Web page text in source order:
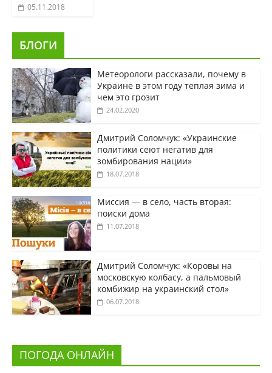
05.11.2018
БЛОГИ
Метеорологи рассказали, почему в
Украине в этом году теплая зима и
чем это грозит
24.02.2020
Дмитрий Соломчук: «Украинские
политики сеют негатив для
зомбирования нации»
18.07.2018
Миссия — в село, часть вторая:
поиски дома
11.07.2018
Дмитрий Соломчук: «Коровы на
московскую колбасу, а пальмовый
комбижир на украинский стол»
06.07.2018
ПОГОДА ОНЛАЙН